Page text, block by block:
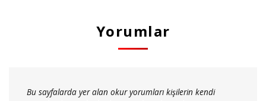
Yorumlar
Bu sayfalarda yer alan okur yorumları kişilerin kendi